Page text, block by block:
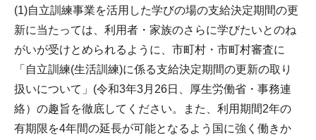
(1)自立訓練事業を活用した学びの場の支給決定期間の更
新に当たっては、利用者・家族のさらに学びたいとのね
がいが受けとめられるように、市町村・市町村審査に
「自立訓練(生活訓練)に係る支給決定期間の更新の取り
扱いについて」(令和3年3月26日、厚生労働省・事務連
絡）の趣旨を徹底してください。また、利用期間2年の
有期限を4年間の延長が可能となるよう国に強く働きか